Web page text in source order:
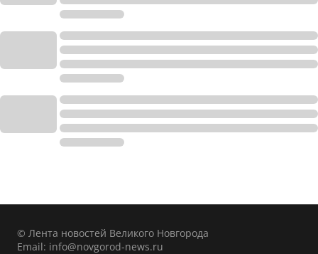
© Лента новостей Великого Новгорода
Email: info@novgorod-news.ru